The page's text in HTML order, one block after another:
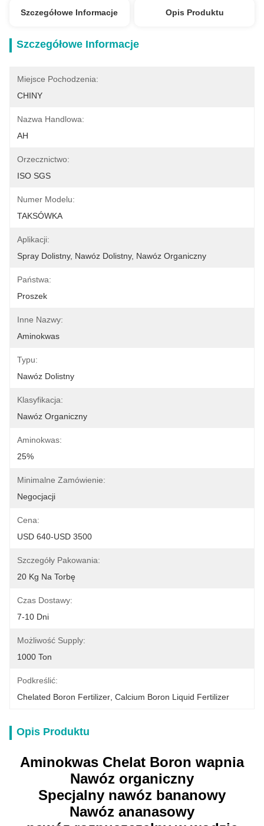
Szczegółowe Informacje Opis Produktu
Szczegółowe Informacje
Miejsce Pochodzenia:
CHINY
Nazwa Handlowa:
AH
Orzecznictwo:
ISO SGS
Numer Modelu:
TAKSÓWKA
Aplikacji:
Spray Dolistny, Nawóz Dolistny, Nawóz Organiczny
Państwa:
Proszek
Inne Nazwy:
Aminokwas
Typu:
Nawóz Dolistny
Klasyfikacja:
Nawóz Organiczny
Aminokwas:
25%
Minimalne Zamówienie:
Negocjacji
Cena:
USD 640-USD 3500
Szczegóły Pakowania:
20 Kg Na Torbę
Czas Dostawy:
7-10 Dni
Możliwość Supply:
1000 Ton
Podkreślić:
Chelated Boron Fertilizer Calcium Boron Liquid Fertilizer
Opis Produktu
Aminokwas Chelat Boron wapnia
Nawóz organiczny
Specjalny nawóz bananowy
Nawóz ananasowy